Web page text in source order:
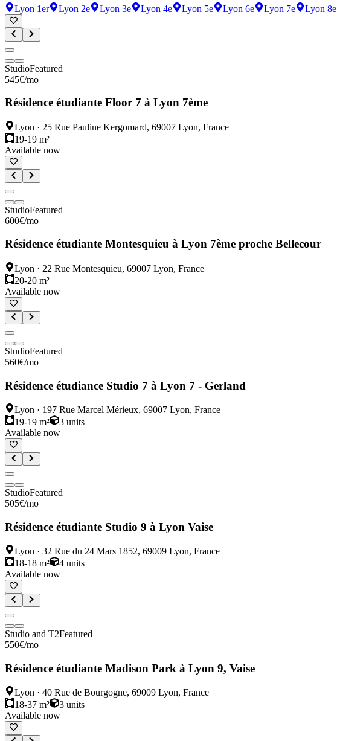
Lyon 1er Lyon 2e Lyon 3e Lyon 4e Lyon 5e Lyon 6e Lyon 7e Lyon 8e
StudioFeatured
545€/mo
Résidence étudiante Floor 7 à Lyon 7ème
Lyon · 25 Rue Pauline Kergomard, 69007 Lyon, France
19-19 m²
Available now
StudioFeatured
600€/mo
Résidence étudiante Montesquieu à Lyon 7ème proche Bellecour
Lyon · 22 Rue Montesquieu, 69007 Lyon, France
20-20 m²
Available now
StudioFeatured
560€/mo
Résidence étudiance Studio 7 à Lyon 7 - Gerland
Lyon · 197 Rue Marcel Mérieux, 69007 Lyon, France
19-19 m²
3 units
Available now
StudioFeatured
505€/mo
Résidence étudiante Studio 9 à Lyon Vaise
Lyon · 32 Rue du 24 Mars 1852, 69009 Lyon, France
18-18 m²
4 units
Available now
Studio and T2Featured
550€/mo
Résidence étudiante Madison Park à Lyon 9, Vaise
Lyon · 40 Rue de Bourgogne, 69009 Lyon, France
18-37 m²
3 units
Available now